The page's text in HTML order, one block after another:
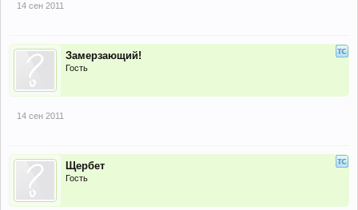
14 сен 2011
Замерзающий!
Гость
14 сен 2011
Щербет
Гость